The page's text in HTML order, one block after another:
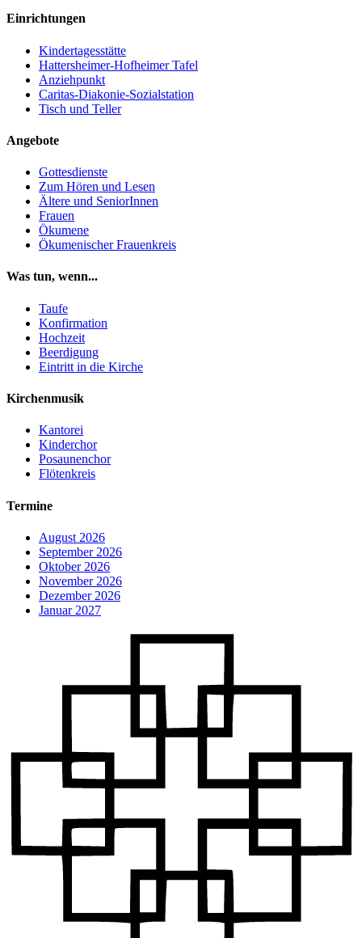
Einrichtungen
Kindertagesstätte
Hattersheimer-Hofheimer Tafel
Anziehpunkt
Caritas-Diakonie-Sozialstation
Tisch und Teller
Angebote
Gottesdienste
Zum Hören und Lesen
Ältere und SeniorInnen
Frauen
Ökumene
Ökumenischer Frauenkreis
Was tun, wenn...
Taufe
Konfirmation
Hochzeit
Beerdigung
Eintritt in die Kirche
Kirchenmusik
Kantorei
Kinderchor
Posaunenchor
Flötenkreis
Termine
August 2026
September 2026
Oktober 2026
November 2026
Dezember 2026
Januar 2027